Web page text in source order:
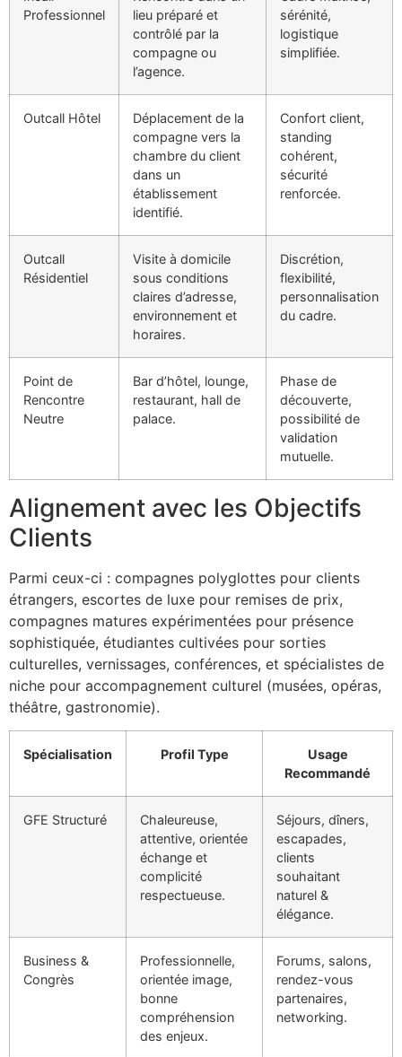
Professionnel
lieu préparé et
contrôlé par la
compagne ou
l’agence.
sérénité,
logistique
simplifiée.
Outcall Hôtel
Déplacement de la
compagne vers la
chambre du client
dans un
établissement
identifié.
Confort client,
standing
cohérent,
sécurité
renforcée.
Outcall
Résidentiel
Visite à domicile
sous conditions
claires d’adresse,
environnement et
horaires.
Discrétion,
flexibilité,
personnalisation
du cadre.
Point de
Rencontre
Neutre
Bar d’hôtel, lounge,
restaurant, hall de
palace.
Phase de
découverte,
possibilité de
validation
mutuelle.
Alignement avec les Objectifs
Clients
Parmi ceux-ci : compagnes polyglottes pour clients
étrangers, escortes de luxe pour remises de prix,
compagnes matures expérimentées pour présence
sophistiquée, étudiantes cultivées pour sorties
culturelles, vernissages, conférences, et spécialistes de
niche pour accompagnement culturel (musées, opéras,
théâtre, gastronomie).
Spécialisation Profil Type
Usage
Recommandé
GFE Structuré
Chaleureuse,
attentive, orientée
échange et
complicité
respectueuse.
Séjours, dîners,
escapades,
clients
souhaitant
naturel &
élégance.
Business &
Congrès
Professionnelle,
orientée image,
bonne
compréhension
des enjeux.
Forums, salons,
rendez-vous
partenaires,
networking.